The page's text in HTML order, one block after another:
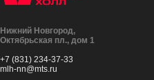
Нижний Новгород,
Октябрьская пл., дом 1
+7 (831) 234-37-33
mlh-nn@mts.ru